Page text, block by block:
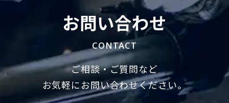
お問い合わせ
CONTACT
ご相談・ご質問など
お気軽にお問い合わせください。